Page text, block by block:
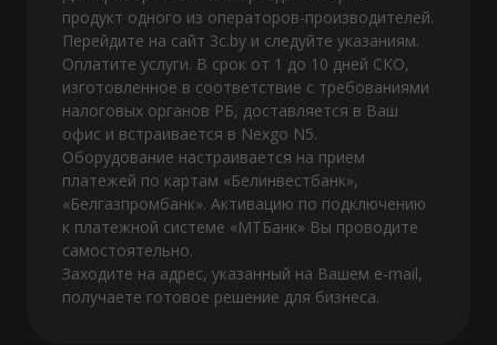
продукт одного из операторов-производителей.
Перейдите на сайт 3c.by и следуйте указаниям.
Оплатите услуги. В срок от 1 до 10 дней СКО,
изготовленное в соответствие с требованиями
налоговых органов РБ, доставляется в Ваш
офис и встраивается в Nexgo N5.
Оборудование настраивается на прием
платежей по картам «Белинвестбанк»,
«Белгазпромбанк». Активацию по подключению
к платежной системе «МТБанк» Вы проводите
самостоятельно.
Заходите на адрес, указанный на Вашем e-mail,
получаете готовое решение для бизнеса.